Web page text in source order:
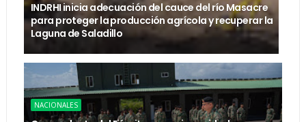
INDRHI inicia adecuación del cauce del río Masacre
para proteger la producción agrícola y recuperar la
Laguna de Saladillo
NACIONALES